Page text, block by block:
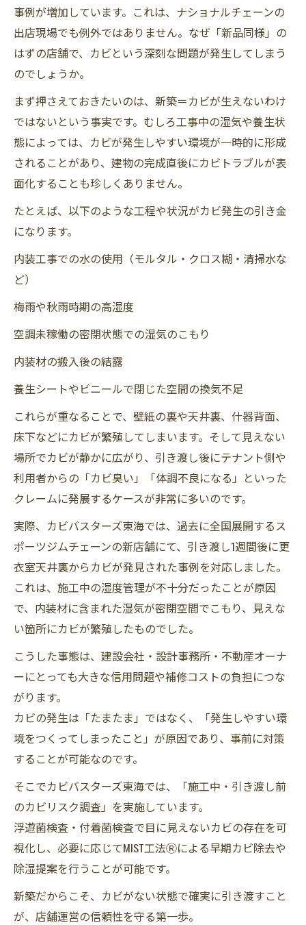
事例が増加しています。これは、ナショナルチェーンの
出店現場でも例外ではありません。なぜ「新品同様」の
はずの店舗で、カビという深刻な問題が発生してしまう
のでしょうか。
まず押さえておきたいのは、新築＝カビが生えないわけ
ではないという事実です。むしろ工事中の湿気や養生状
態によっては、カビが発生しやすい環境が一時的に形成
されることがあり、建物の完成直後にカビトラブルが表
面化することも珍しくありません。
たとえば、以下のような工程や状況がカビ発生の引き金
になります。
内装工事での水の使用（モルタル・クロス糊・清掃水な
ど）
梅雨や秋雨時期の高湿度
空調未稼働の密閉状態での湿気のこもり
内装材の搬入後の結露
養生シートやビニールで閉じた空間の換気不足
これらが重なることで、壁紙の裏や天井裏、什器背面、
床下などにカビが繁殖してしまいます。そして見えない
場所でカビが静かに広がり、引き渡し後にテナント側や
利用者からの「カビ臭い」「体調不良になる」といった
クレームに発展するケースが非常に多いのです。
実際、カビバスターズ東海では、過去に全国展開するス
ポーツジムチェーンの新店舗にて、引き渡し1週間後に更
衣室天井裏からカビが発見された事例を対応しました。
これは、施工中の湿度管理が不十分だったことが原因
で、内装材に含まれた湿気が密閉空間でこもり、見えな
い箇所にカビが繁殖したものでした。
こうした事態は、建設会社・設計事務所・不動産オーナ
ーにとっても大きな信用問題や補修コストの負担につな
がります。
カビの発生は「たまたま」ではなく、「発生しやすい環
境をつくってしまったこと」が原因であり、事前に対策
することが可能なのです。
そこでカビバスターズ東海では、「施工中・引き渡し前
のカビリスク調査」を実施しています。
浮遊菌検査・付着菌検査で目に見えないカビの存在を可
視化し、必要に応じてMIST工法Ⓡによる早期カビ除去や
除湿提案を行うことが可能です。
新築だからこそ、カビがない状態で確実に引き渡すこと
が、店舗運営の信頼性を守る第一歩。